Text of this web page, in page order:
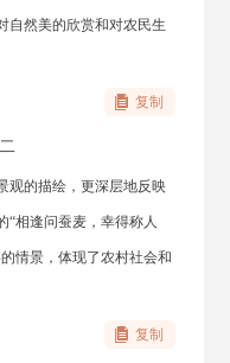
自然美的欣赏和对农民生
复制
观的描绘，更深层地反映
“相逢问蚕麦，幸得称人
情景，体现了农村社会和
复制